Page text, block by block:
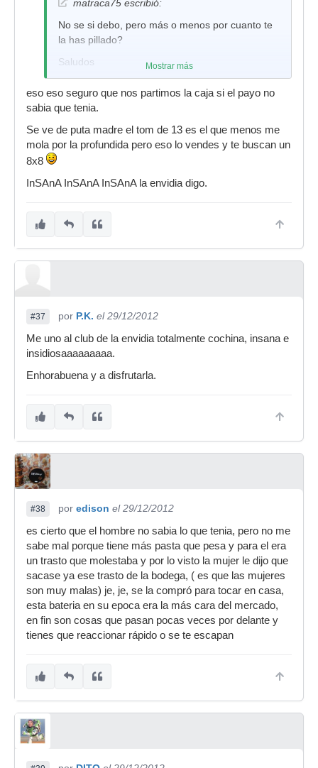
matraca75 escribió:
No se si debo, pero más o menos por cuanto te
la has pillado?
Saludos
Mostrar más
eso eso seguro que nos partimos la caja si el payo no
sabia que tenia.
Se ve de puta madre el tom de 13 es el que menos me
mola por la profundida pero eso lo vendes y te buscan un
8x8
InSAnA InSAnA InSAnA la envidia digo.
#37 por P.K. el 29/12/2012
Me uno al club de la envidia totalmente cochina, insana e
insidiosaaaaaaaaa.
Enhorabuena y a disfrutarla.
#38 por edison el 29/12/2012
es cierto que el hombre no sabia lo que tenia, pero no me
sabe mal porque tiene más pasta que pesa y para el era
un trasto que molestaba y por lo visto la mujer le dijo que
sacase ya ese trasto de la bodega, ( es que las mujeres
son muy malas) je, je, se la compró para tocar en casa,
esta bateria en su epoca era la más cara del mercado,
en fin son cosas que pasan pocas veces por delante y
tienes que reaccionar rápido o se te escapan